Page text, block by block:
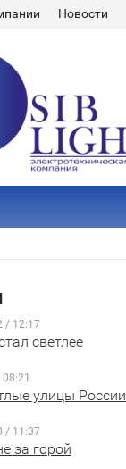
Новости
/ 12:17
светлее
улицы России
/ 11:37
за горой